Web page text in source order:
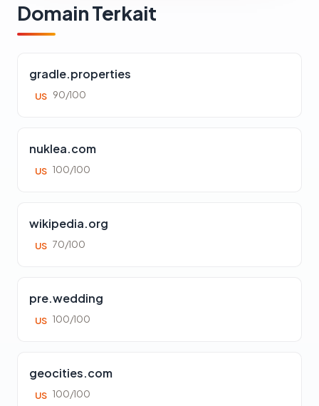
Domain Terkait
gradle.properties
US 90/100
nuklea.com
US 100/100
wikipedia.org
US 70/100
pre.wedding
US 100/100
geocities.com
US 100/100